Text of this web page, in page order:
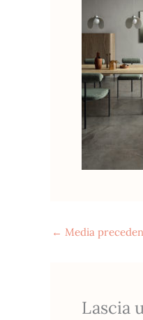
← Media
Lascia